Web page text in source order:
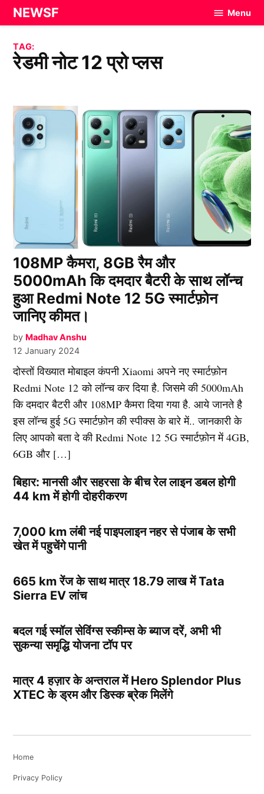
Skip
to
content
NEWSF Menu
TAG:
रेडमी नोट 12 प्रो प्लस
108MP कैमरा, 8GB रैम और
5000mAh कि दमदार बैटरी के साथ लॉन्च
हुआ Redmi Note 12 5G स्मार्टफ़ोन
जानिए कीमत।
by Madhav Anshu
12 January 2024
दोस्तों विख्यात मोबाइल कंपनी Xiaomi अपने नए स्मार्टफ़ोन
Redmi Note 12 को लॉन्च कर दिया है. जिसमे की 5000mAh
कि दमदार बैटरी और 108MP कैमरा दिया गया है. आये जानते है
इस लॉन्च हुई 5G स्मार्टफ़ोन की स्पीक्स के बारे में.. जानकारी के
लिए आपको बता दे की Redmi Note 12 5G स्मार्टफ़ोन में 4GB,
6GB और […]
बिहार: मानसी और सहरसा के बीच रेल लाइन डबल होगी
44 km में होगी दोहरीकरण
7,000 km लंबी नई पाइपलाइन नहर से पंजाब के सभी
खेत में पहुचेंगे पानी
665 km रेंज के साथ मात्र 18.79 लाख में Tata
Sierra EV लांच
बदल गई स्मॉल सेविंग्स स्कीम्स के ब्याज दरें, अभी भी
सुकन्या समृद्धि योजना टॉप पर
मात्र 4 हज़ार के अन्तराल में Hero Splendor Plus
XTEC के ड्रम और डिस्क ब्रेक मिलेंगे
Home
Privacy Policy